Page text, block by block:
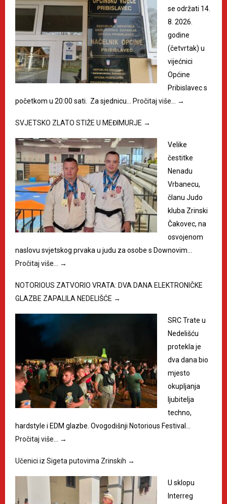
se održati 14.
8. 2026.
godine
(četvrtak) u
vijećnici
Općine
Pribislavec s
početkom u 20:00 sati. Za sjednicu…
Pročitaj više… →
SVJETSKO ZLATO STIŽE U MEĐIMURJE →
Velike
čestitke
Nenadu
Vrbanecu,
članu Judo
kluba Zrinski
Čakovec, na
osvojenom
naslovu svjetskog prvaka u judu za osobe s Downovim…
Pročitaj više…
→
NOTORIOUS ZATVORIO VRATA: DVA DANA ELEKTRONIČKE
GLAZBE ZAPALILA NEDELIŠĆE →
SRC Trate u
Nedelišću
protekla je
dva dana bio
mjesto
okupljanja
ljubitelja
techno,
hardstyle i EDM glazbe. Ovogodišnji Notorious Festival…
Pročitaj više…
→
Učenici iz Sigeta putovima Zrinskih →
U sklopu
Interreg